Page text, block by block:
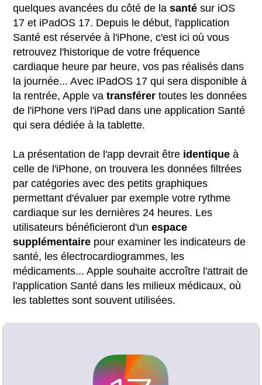
quelques avancées du côté de lasanté sur iOS
17 et iPadOS 17. Depuis le début, l'application
Santé est réservée à l'iPhone, c'est ici où vous
retrouvez l'historique de votre fréquence
cardiaque heure par heure, vos pas réalisés dans
la journée... Avec iPadOS 17 qui sera disponible à
la rentrée, Apple vatransférer toutes les données
de l'iPhone vers l'iPad dans une application Santé
qui sera dédiée à la tablette.
La présentation de l'app devrait être identique à
celle de l'iPhone, on trouvera les données filtrées
par catégories avec des petits graphiques
permettant d'évaluer par exemple votre rythme
cardiaque sur les dernières 24 heures. Les
utilisateurs bénéficieront d'unespace
supplémentaire pour examiner les indicateurs de
santé, les électrocardiogrammes, les
médicaments... Apple souhaite accroître l'attrait de
l'application Santé dans les milieux médicaux, où
les tablettes sont souvent utilisées.